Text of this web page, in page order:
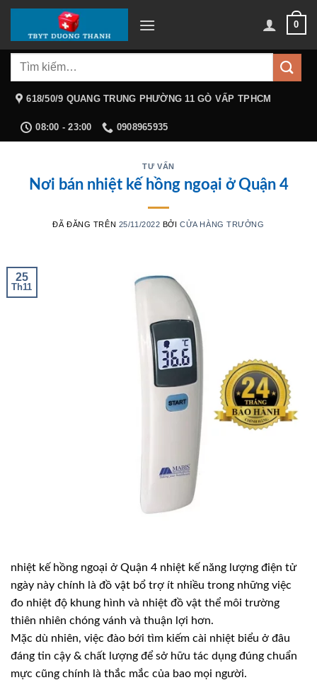
Chuyển
nội
dung
0
Tìm
618/50/9 QUANG TRUNG PHƯỜNG 11 GÒ VẤP TPHCM
08:00 - 23:00 0908965935
TƯ VẤN
Nơi bán nhiệt kế hồng ngoại ở Quận 4
ĐÃ ĐĂNG TRÊN 25/11/2022 BỞICỬA HÀNG TRƯỞNG
25
Th11
nhiệt kế hồng ngoại ở Quận 4 nhiệt kế năng lượng điện tử
ngày này chính là đồ vật bổ trợ ít nhiều trong những việc
đo nhiệt độ khung hình và nhiệt đồ vật thể môi trường
thiên nhiên chóng vánh và thuận lợi hơn.
Mặc dù nhiên, việc đào bới tìm kiếm cài nhiệt biểu ở đâu
đáng tin cậy & chất lượng để sở hữu tác dụng đúng chuẩn
mực cũng chính là thắc mắc của bao mọi người.